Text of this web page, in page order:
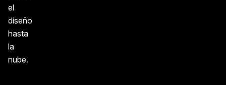
el
diseño
hasta
la
nube.